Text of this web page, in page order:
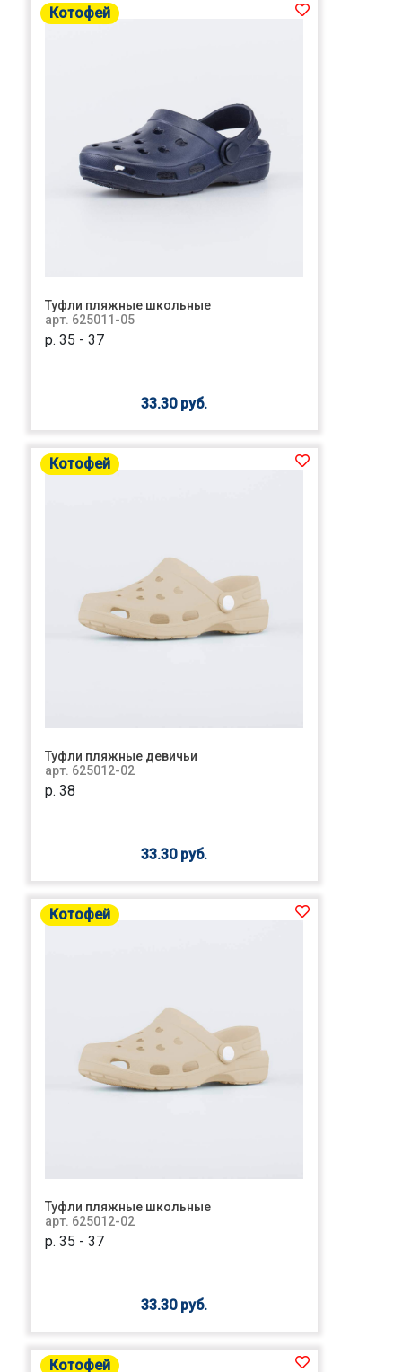
Котофей
Туфли пляжные школьные
арт. 625011-05
р. 35 - 37
33.30 руб.
Котофей
Туфли пляжные девичьи
арт. 625012-02
р. 38
33.30 руб.
Котофей
Туфли пляжные школьные
арт. 625012-02
р. 35 - 37
33.30 руб.
Котофей